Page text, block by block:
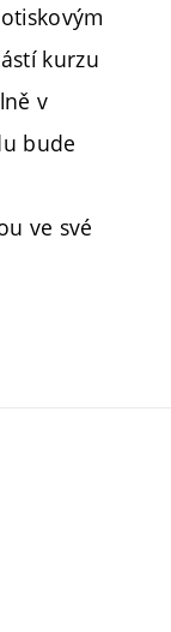
kurzu
v
bude
ve své